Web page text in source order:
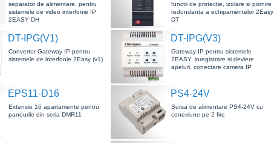
separator de alimentare, pentru
sistemele de video interfonie IP
2EASY DH
functii de protectie, izolare si pornire
redundanta a echipamentelor 2Easy
DT
DT-IPG(V1)
Convertor Gateway IP pentru
sistemele de interfonie 2Easy (v1)
DT-IPG(V3)
Gateway IP pentru sistemele
2EASY, inregistrare si deviere
apeluri, conectare camera IP
EPS11-D16
Extensie 16 apartamente pentru
panourile din seria DMR11
PS4-24V
Sursa de alimentare PS4-24V cu
conexiune pe 2 fire